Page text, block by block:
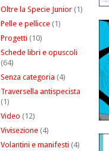
Oltre la Specie Junior(1)
Pelle e pellicce(1)
Progetti (10)
Schede libri e opuscoli
(64)
Senza categoria (4)
Traversella antispecista
(1)
Video (12)
Vivisezione(4)
Volantini e manifesti (4)